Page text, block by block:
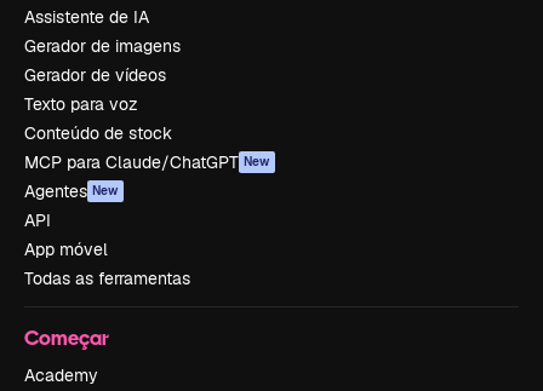
Assistente de IA
Gerador de imagens
Gerador de vídeos
Texto para voz
Conteúdo de stock
MCP para Claude/ChatGPT New
Agentes New
API
App móvel
Todas as ferramentas
Começar
Academy